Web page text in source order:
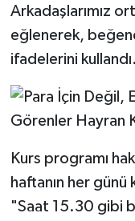
Arkadaşlarımız
eğlenerek,
ifadelerini kullandı.
Kurs programı
haftanın her
"Saat 15.30 gibi